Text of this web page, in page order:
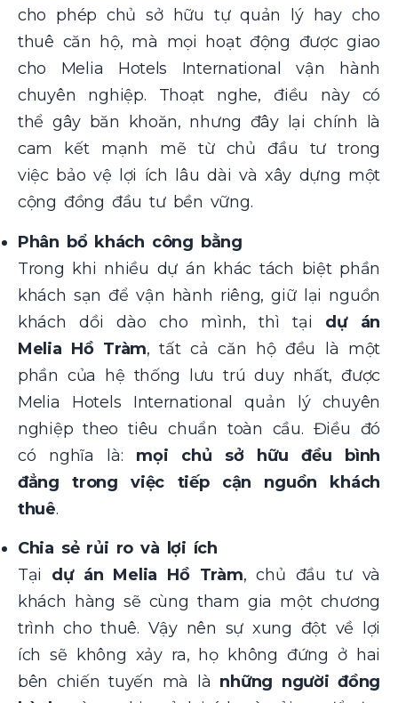
cho phép chủ sở hữu tự quản lý hay cho
thuê căn hộ, mà mọi hoạt động được giao
cho Melia Hotels International vận hành
chuyên nghiệp. Thoạt nghe, điều này có
thể gây băn khoăn, nhưng đây lại chính là
cam kết mạnh mẽ từ chủ đầu tư trong
việc bảo vệ lợi ích lâu dài và xây dựng một
cộng đồng đầu tư bền vững.
Phân bổ khách công bằng
Trong khi nhiều dự án khác tách biệt phần
khách sạn để vận hành riêng, giữ lại nguồn
khách dồi dào cho mình, thì tại dự án
Melia Hồ Tràm, tất cả căn hộ đều là một
phần của hệ thống lưu trú duy nhất, được
Melia Hotels International quản lý chuyên
nghiệp theo tiêu chuẩn toàn cầu. Điều đó
có nghĩa là: mọi chủ sở hữu đều bình
đẳng trong việc tiếp cận nguồn khách
thuê.
Chia sẻ rủi ro và lợi ích
Tại dự án Melia Hồ Tràm, chủ đầu tư và
khách hàng sẽ cùng tham gia một chương
trình cho thuê. Vậy nên sự xung đột về lợi
ích sẽ không xảy ra, họ không đứng ở hai
bên chiến tuyến mà là những người đồng